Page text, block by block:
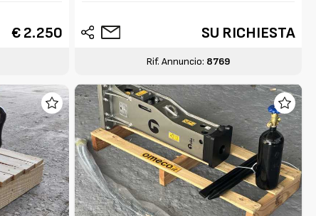
€ 2.250 SU RICHIESTA
Rif. Annuncio: 8769